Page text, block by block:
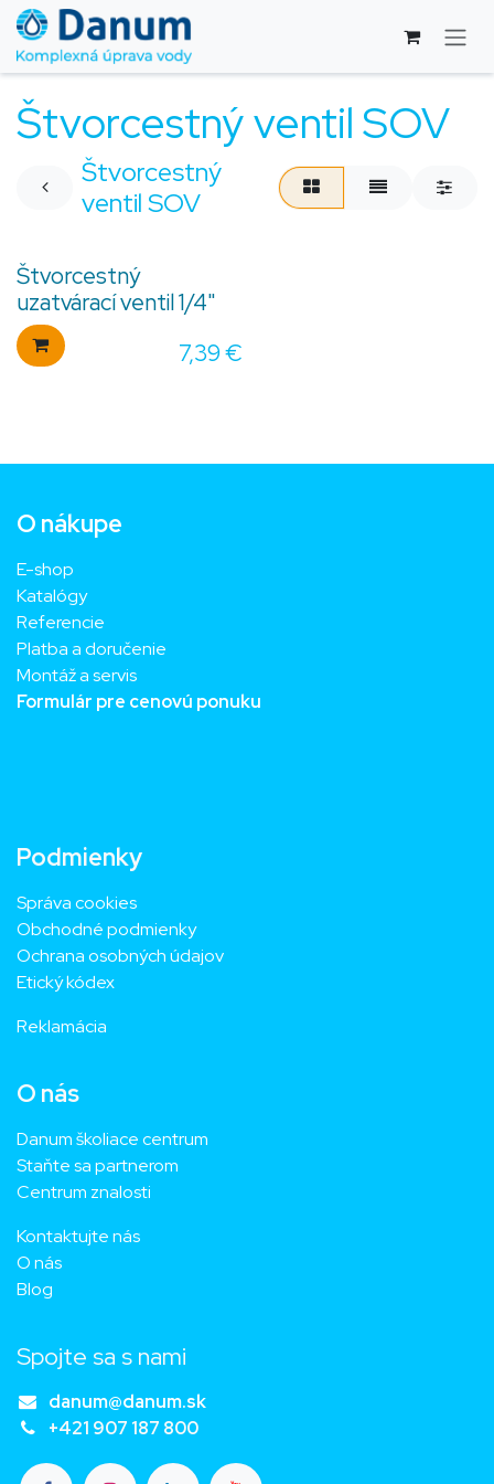
Skip to Content
Štvorcestný ventil SOV
Štvorcestný
ventil SOV
Štvorcestný
uzatvárací ventil 1/4"
7,39€
O nákupe
E-shop
Katalógy
Referencie
Platba a doručenie
Montáž a servis
Formulár pre cenovú ponuku
Podmienky
Správa cookies
Obchodné podmienky
Ochrana osobných údajov
Etický kódex
Reklamácia
O nás
Danum školiace centrum
Staňte sa partnerom
Centrum znalosti
Kontaktujte nás
O nás
Blog
Spojte sa s nami
danum@danum.sk
+421 907 187 800